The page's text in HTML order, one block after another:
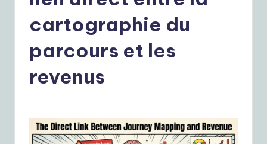
cartographie du
parcours et les
revenus